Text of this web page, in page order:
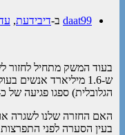
daat99 ב-דיבידעת,
בעוד המשק מתחיל לחזור
ש-1.6 מיליארד
הגלובלית) ספגו פגיעה של כ-60% בהכנסות
האם החזרה שלנו לשגרה
בעין הסערה לפני התפרצות